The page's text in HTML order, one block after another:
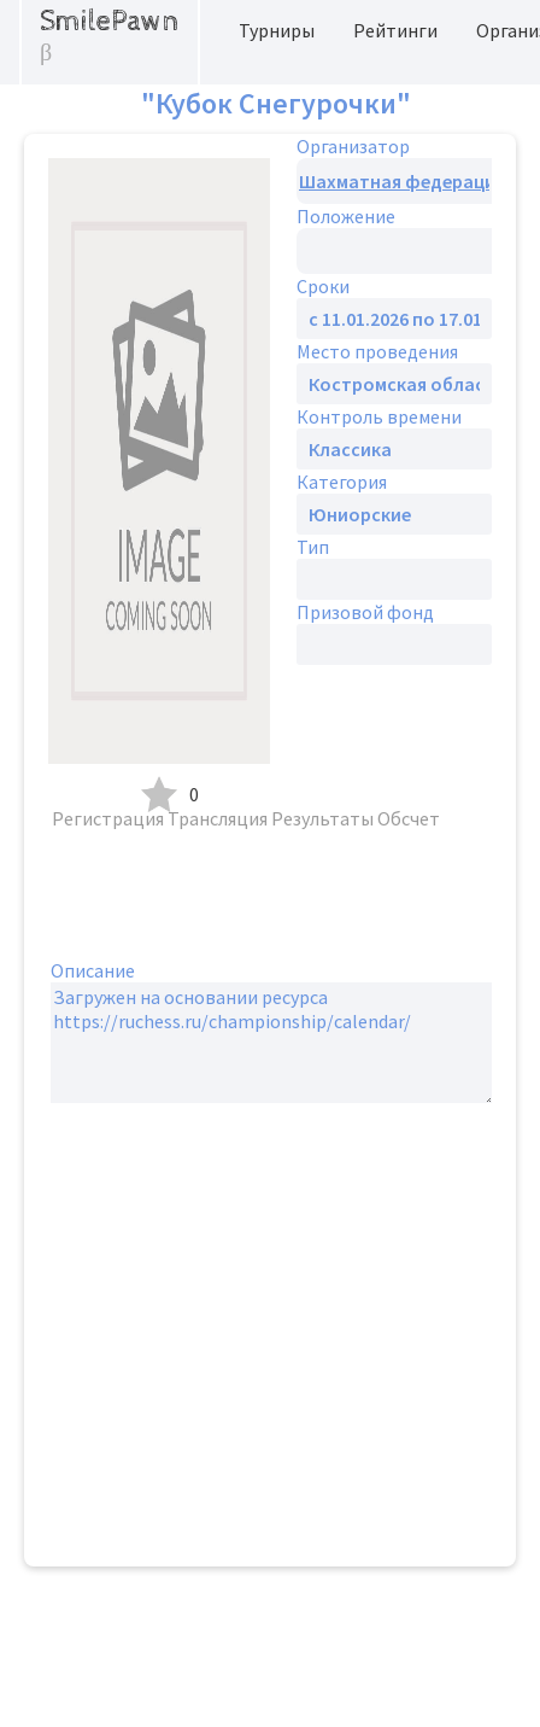
SmilePawn
β
Турниры Рейтинги
"Кубок Снегурочки"
0
Регистрация Трансляция Результаты Обсчет
Организатор
Положение
Сроки
Место проведения
Контроль времени
Категория
Тип
Призовой фонд
Описание